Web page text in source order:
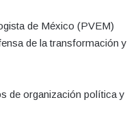
de México (PVEM)
de la transformación y
de organización política y